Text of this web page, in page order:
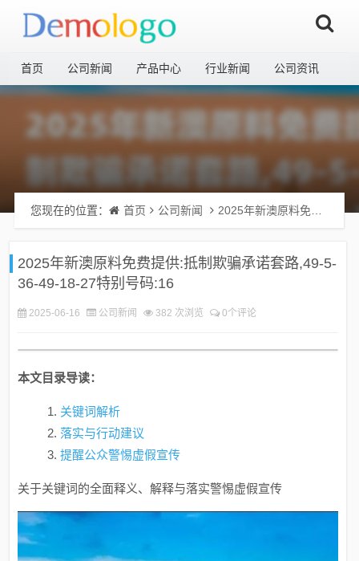
首页 公司新闻 产品中心 行业新闻 公司资讯
您现在的位置： 首页 公司新闻 2025年新澳原料免费提供:抵制欺骗承诺套路,49-5-36-49-18-27特别号码:16
2025年新澳原料免费提供:抵制欺骗承诺套路,49-5-
36-49-18-27特别号码:16
2025-06-16 公司新闻 382 次浏览 0个评论
本文目录导读：
关键词解析
落实与行动建议
提醒公众警惕虚假宣传
关于关键词的全面释义、解释与落实警惕虚假宣传